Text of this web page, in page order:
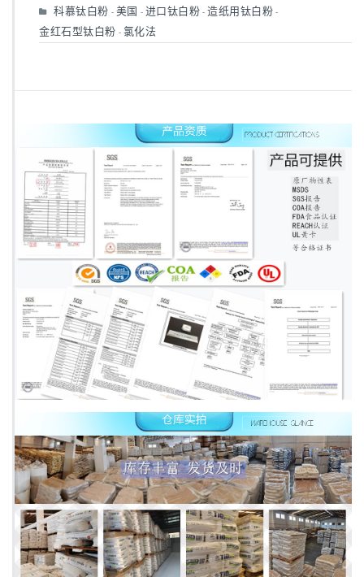
科慕钛白粉 - 美国 - 进口钛白粉 - 造纸用钛白粉 -
金红石型钛白粉 - 氯化法